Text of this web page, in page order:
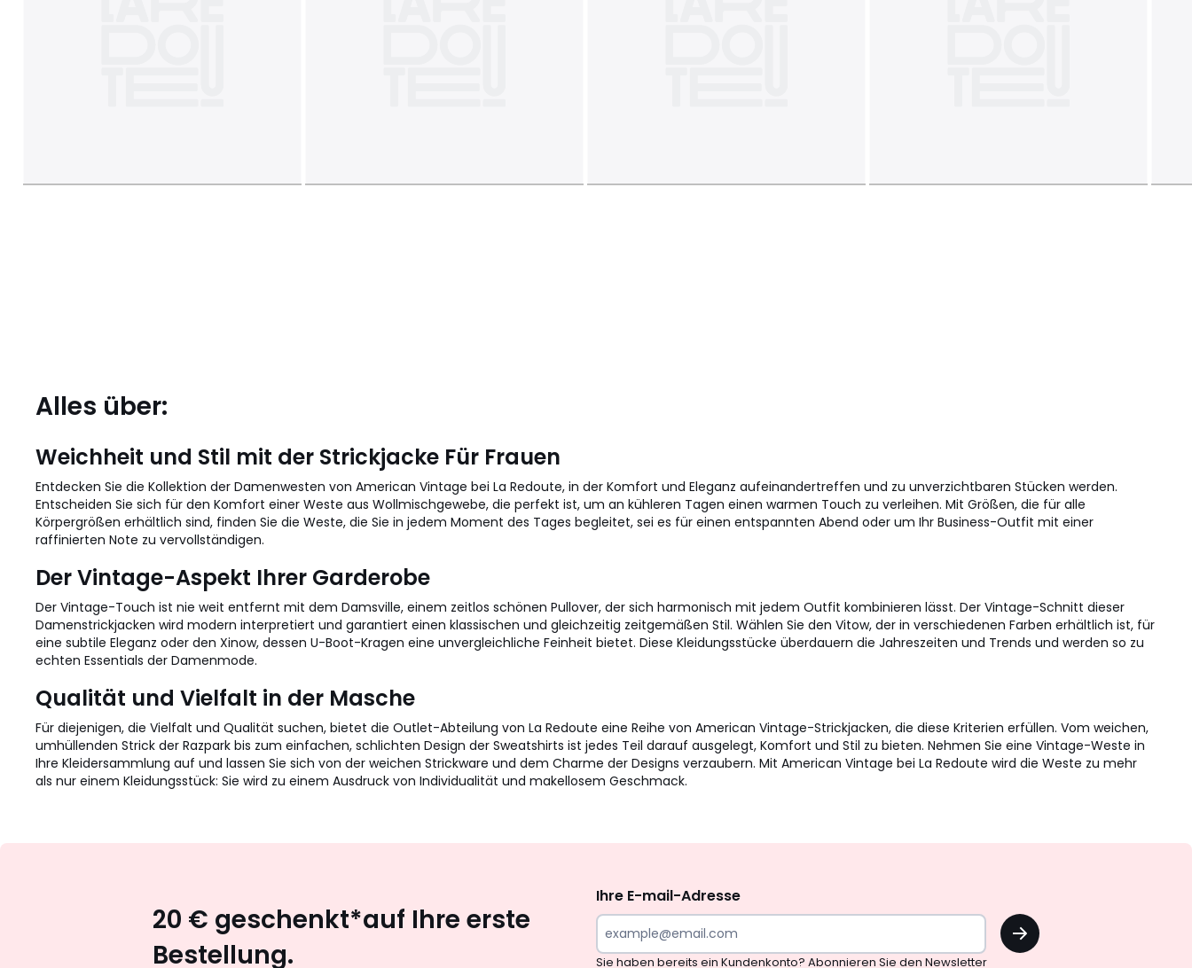
Alles über:
Weichheit und Stil mit der Strickjacke Für Frauen
Entdecken Sie die Kollektion der Damenwesten von American Vintage bei La Redoute, in der Komfort und Eleganz aufeinandertreffen und zu unverzichtbaren Stücken werden.
Entscheiden Sie sich für den Komfort einer Weste aus Wollmischgewebe, die perfekt ist, um an kühleren Tagen einen warmen Touch zu verleihen. Mit Größen, die für alle
Körpergrößen erhältlich sind, finden Sie die Weste, die Sie in jedem Moment des Tages begleitet, sei es für einen entspannten Abend oder um Ihr Business-Outfit mit einer
raffinierten Note zu vervollständigen.
Der Vintage-Aspekt Ihrer Garderobe
Der Vintage-Touch ist nie weit entfernt mit dem Damsville, einem zeitlos schönen Pullover, der sich harmonisch mit jedem Outfit kombinieren lässt. Der Vintage-Schnitt dieser
Damenstrickjacken wird modern interpretiert und garantiert einen klassischen und gleichzeitig zeitgemäßen Stil. Wählen Sie den Vitow, der in verschiedenen Farben erhältlich ist, für
eine subtile Eleganz oder den Xinow, dessen U-Boot-Kragen eine unvergleichliche Feinheit bietet. Diese Kleidungsstücke überdauern die Jahreszeiten und Trends und werden so zu
echten Essentials der Damenmode.
Qualität und Vielfalt in der Masche
Für diejenigen, die Vielfalt und Qualität suchen, bietet die Outlet-Abteilung von La Redoute eine Reihe von American Vintage-Strickjacken, die diese Kriterien erfüllen. Vom weichen,
umhüllenden Strick der Razpark bis zum einfachen, schlichten Design der Sweatshirts ist jedes Teil darauf ausgelegt, Komfort und Stil zu bieten. Nehmen Sie eine Vintage-Weste in
Ihre Kleidersammlung auf und lassen Sie sich von der weichen Strickware und dem Charme der Designs verzaubern. Mit American Vintage bei La Redoute wird die Weste zu mehr
als nur einem Kleidungsstück: Sie wird zu einem Ausdruck von Individualität und makellosem Geschmack.
20 € geschenkt*auf Ihre erste
Bestellung.
Ihre E-mail-Adresse
OK
Sie haben bereits ein Kundenkonto? Abonnieren Sie den Newsletter